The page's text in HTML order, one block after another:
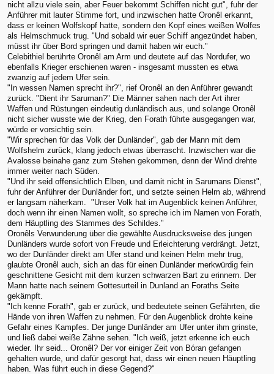
nicht allzu viele sein, aber Feuer bekommt Schiffen nicht gut", fuhr der
Anführer mit lauter Stimme fort, und inzwischen hatte Oronêl erkannt,
dass er keinen Wolfskopf hatte, sondern den Kopf eines weißen Wolfes
als Helmschmuck trug. "Und sobald wir euer Schiff angezündet haben,
müsst ihr über Bord springen und damit haben wir euch."
Celebithiel berührte Oronêl am Arm und deutete auf das Nordufer, wo
ebenfalls Krieger erschienen waren - insgesamt mussten es etwa
zwanzig auf jedem Ufer sein.
"In wessen Namen sprecht ihr?", rief Oronêl an den Anführer gewandt
zurück. "Dient ihr Saruman?" Die Männer sahen nach der Art ihrer
Waffen und Rüstungen eindeutig dunländisch aus, und solange Oronêl
nicht sicher wusste wie der Krieg, den Forath führte ausgegangen war,
würde er vorsichtig sein.
"Wir sprechen für das Volk der Dunländer", gab der Mann mit dem
Wolfshelm zurück, klang jedoch etwas überrascht. Inzwischen war die
Avalosse beinahe ganz zum Stehen gekommen, denn der Wind drehte
immer weiter nach Süden.
"Und ihr seid offensichtlich Elben, und damit nicht in Sarumans Dienst",
fuhr der Anführer der Dunländer fort, und setzte seinen Helm ab, während
er langsam näherkam. "Unser Volk hat im Augenblick keinen Anführer,
doch wenn ihr einen Namen wollt, so spreche ich im Namen von Forath,
dem Häuptling des Stammes des Schildes."
Oronêls Verwunderung über die gewählte Ausdrucksweise des jungen
Dunländers wurde sofort von Freude und Erleichterung verdrängt. Jetzt,
wo der Dunländer direkt am Ufer stand und keinen Helm mehr trug,
glaubte Oronêl auch, sich an das für einen Dunländer merkwürdig fein
geschnittene Gesicht mit dem kurzen schwarzen Bart zu erinnern. Der
Mann hatte nach seinem Gottesurteil in Dunland an Foraths Seite
gekämpft.
"Ich kenne Forath", gab er zurück, und bedeutete seinen Gefährten, die
Hände von ihren Waffen zu nehmen. Für den Augenblick drohte keine
Gefahr eines Kampfes. Der junge Dunländer am Ufer unter ihm grinste,
und ließ dabei weiße Zähne sehen. "Ich weiß, jetzt erkenne ich euch
wieder. Ihr seid... Oronêl? Der vor einiger Zeit von Bóran gefangen
gehalten wurde, und dafür gesorgt hat, dass wir einen neuen Häuptling
haben. Was führt euch in diese Gegend?"